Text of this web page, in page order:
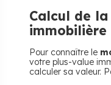
Calcul de
immobilière
Pour connaître le
votre plus-value
calculer sa valeur.